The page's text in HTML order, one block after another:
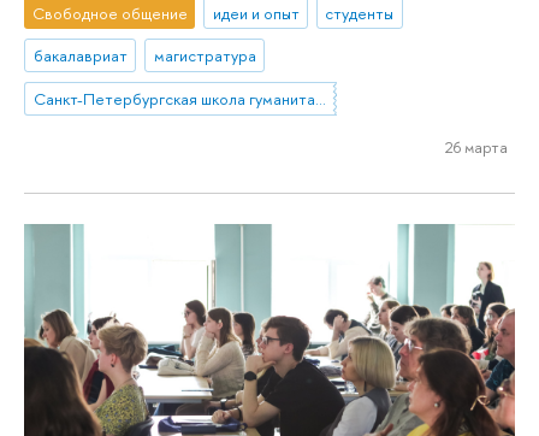
Свободное общение идеи и опыт
студенты
бакалавриат
магистратура
Санкт-Петербургская школа гуманитарных наук и искусств
26 марта